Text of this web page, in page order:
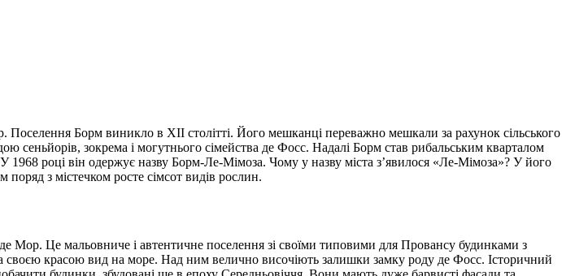
Поселення Борм виникло в XII столітті. Його мешканці переважно мешкали за рахунок сільського
сеньйорів, зокрема і могутнього сімейства де Фосс. Надалі Борм став рибальським кварталом
році він одержує назву Борм-Ле-Мімоза. Чому у назву міста з’явилося «Ле-Мімоза»? У його
поряд з містечком росте сімсот видів рослин.
Це мальовниче і автентичне поселення зі своїми типовими для Провансу будинками з
своєю красою вид на море. Над ним велично височіють залишки замку роду де Фосс. Історичний